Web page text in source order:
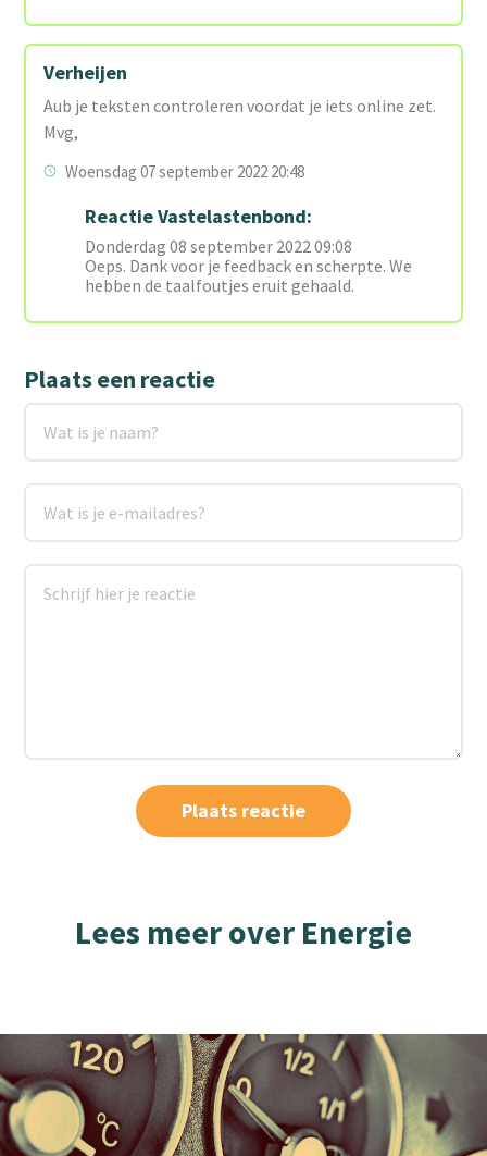
Verheijen
Aub je teksten controleren voordat je iets online zet.
Mvg,
Woensdag 07 september 2022 20:48
Reactie Vastelastenbond:
Donderdag 08 september 2022 09:08
Oeps. Dank voor je feedback en scherpte. We
hebben de taalfoutjes eruit gehaald.
Plaats een reactie
Lees meer over Energie